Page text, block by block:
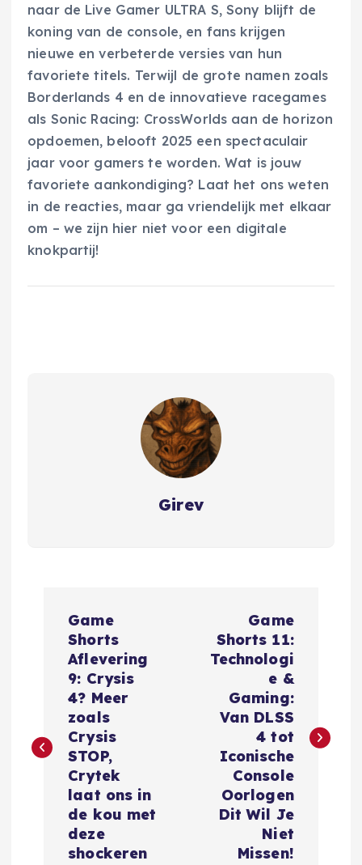
naar de Live Gamer ULTRA S, Sony blijft de
koning van de console, en fans krijgen
nieuwe en verbeterde versies van hun
favoriete titels. Terwijl de grote namen zoals
Borderlands 4 en de innovatieve racegames
als Sonic Racing: CrossWorlds aan de horizon
opdoemen, belooft 2025 een spectaculair
jaar voor gamers te worden. Wat is jouw
favoriete aankondiging? Laat het ons weten
in de reacties, maar ga vriendelijk met elkaar
om – we zijn hier niet voor een digitale
knokpartij!
Girev
c
Game
Shorts
Aflevering
9: Crysis
4? Meer
zoals
Crysis
STOP,
Crytek
laat ons in
de kou met
deze
shockeren
Game
Shorts 11:
Technologi
e &
Gaming:
Van DLSS
4 tot
Iconische
Console
Oorlogen
Dit Wil Je
Niet
Missen!